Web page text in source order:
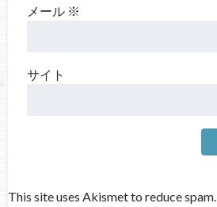
メール ※
サイト
This site uses Akismet to reduce spam.